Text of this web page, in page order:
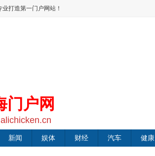
打造第一门户网站！
门户网
新闻 娱体 财经 汽车 健康